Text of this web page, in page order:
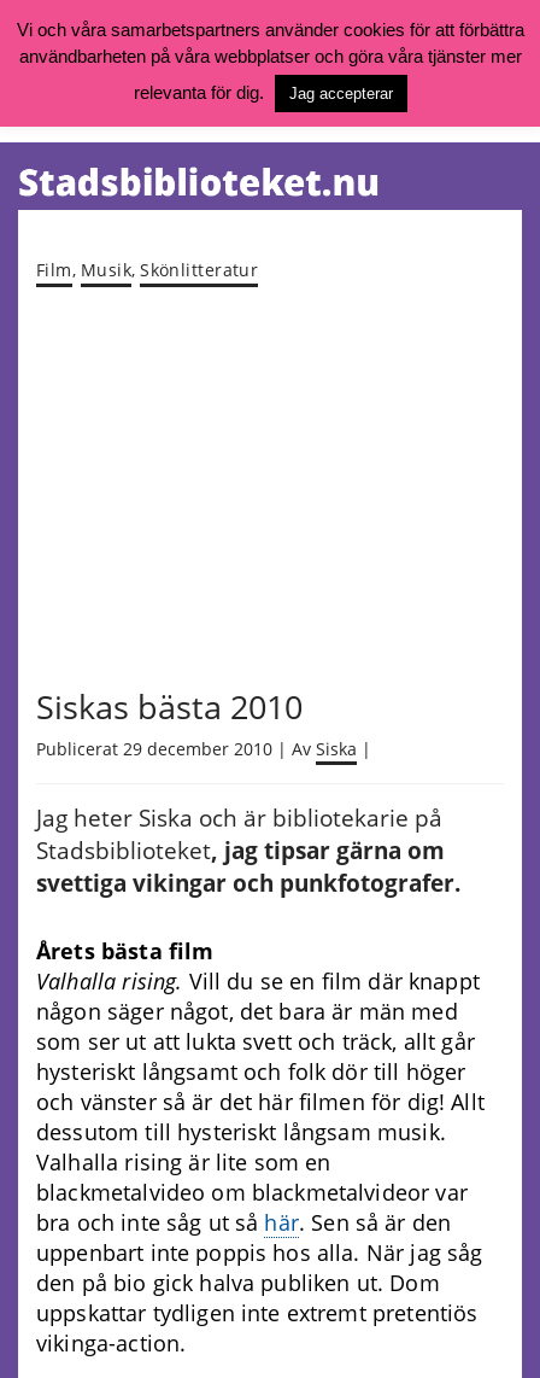
Vill du söka böcker, logga in på ditt bibliotekskonto eller nå övriga
goteborg.se/bibliotek
Öppettider, katalog och kontakt
Tjänster
Film, Musik,Skönlitteratur
Siskas bästa 2010
Publicerat 29 december 2010 | Av Siska |
Jag heter Siska och är bibliotekarie på
Stadsbiblioteket, jag tipsar gärna om
svettiga vikingar och punkfotografer.
Årets bästa film
Valhalla rising. Vill du se en film där knappt
någon säger något, det bara är män med
som ser ut att lukta svett och träck, allt går
hysteriskt långsamt och folk dör till höger
och vänster så är det här filmen för dig! Allt
dessutom till hysteriskt långsam musik.
Valhalla rising är lite som en
blackmetalvideo om blackmetalvideor var
bra och inte såg ut så här. Sen så är den
uppenbart inte poppis hos alla. När jag såg
den på bio gick halva publiken ut. Dom
uppskattar tydligen inte extremt pretentiös
vikinga-action.
Vi och våra samarbetspartners använder cookies för att förbättra
användbarheten på våra webbplatser och göra våra tjänster mer
relevanta för dig.
Jag accepterar